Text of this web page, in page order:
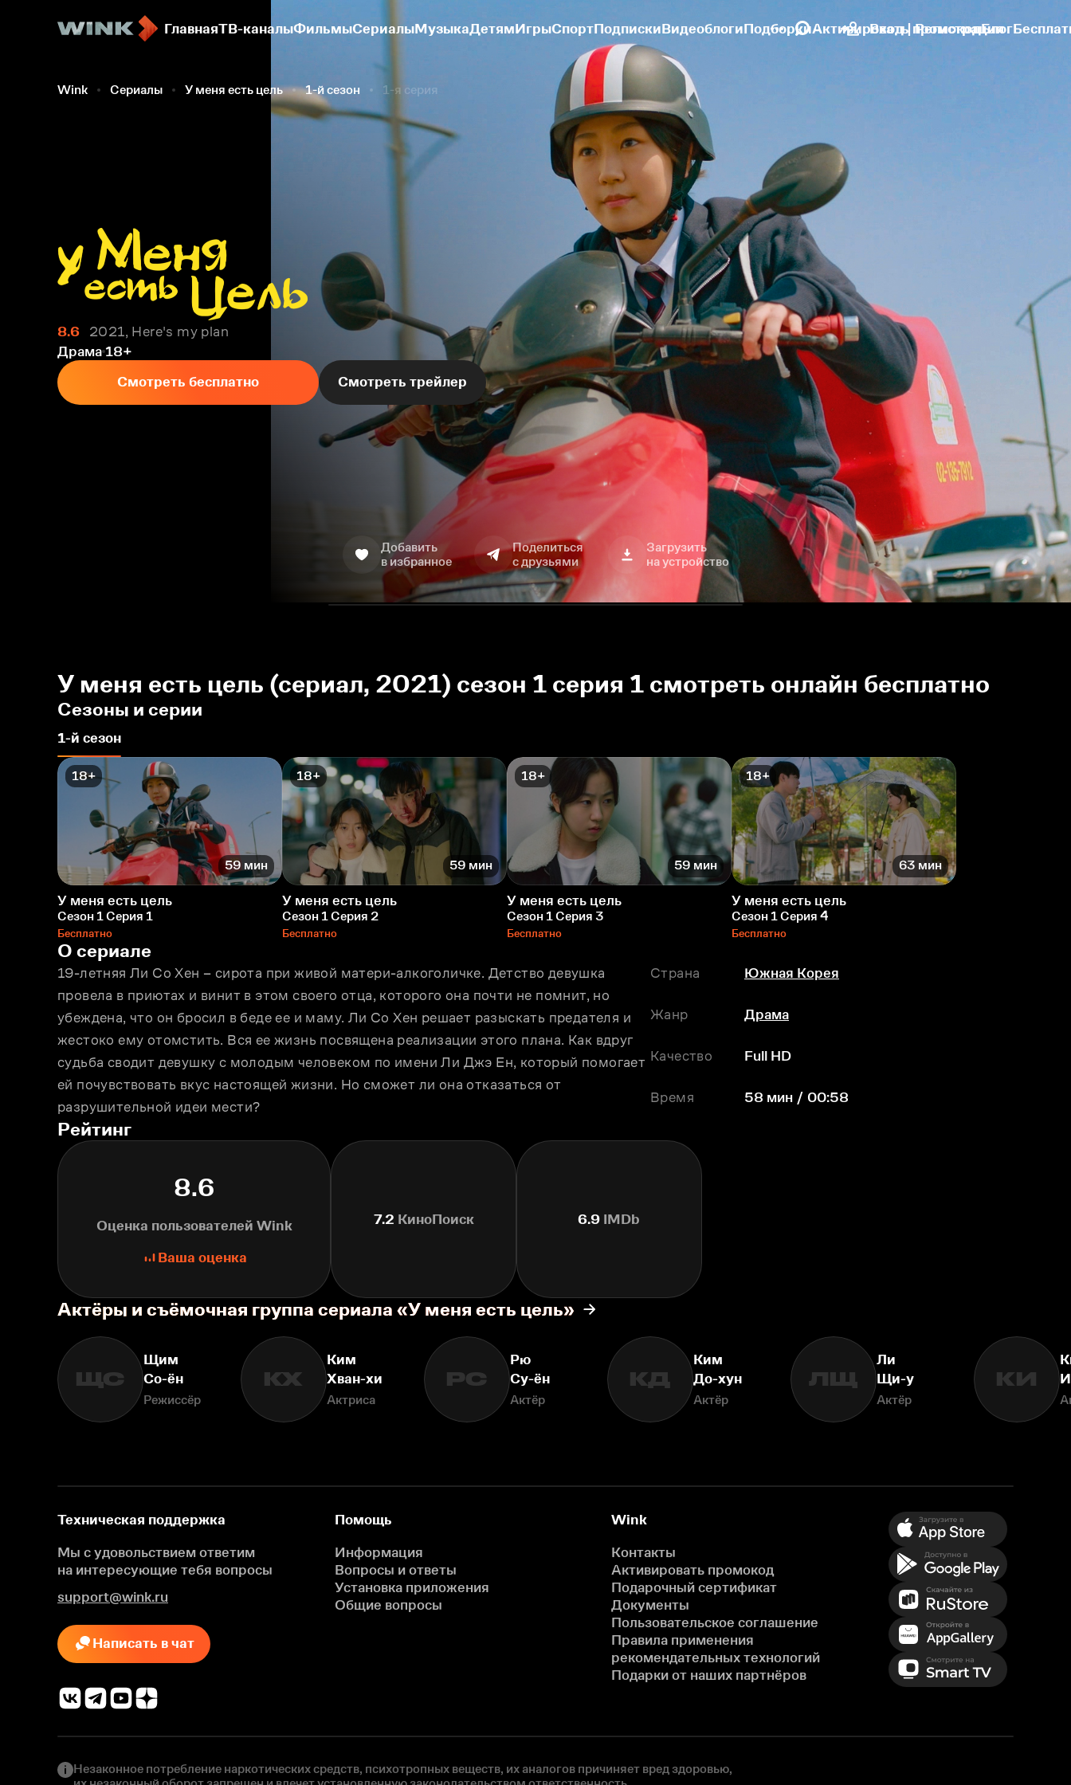
ГлавнаяТВ-каналыФильмыСериалыМузыкаДетямИгрыСпортПодпискиВидеоблогиПодборкиАктивировать промокодБлог
Вход | Регистрация
Wink Сериалы У меня есть цель 1-й сезон 1-я серия
8.6
2021, Here's my plan
Драма 18+
Смотреть бесплатно
Смотреть трейлер
Добавить
в избранное
Поделиться
с друзьями
Загрузить
на устройство
У меня есть цель (сериал, 2021) сезон 1 серия 1 смотреть онлайн бесплатно
Сезоны и серии
1-й сезон
18+
59 мин
У меня есть цель
Сезон 1 Серия 1
Бесплатно
18+
59 мин
У меня есть цель
Сезон 1 Серия 2
Бесплатно
18+
59 мин
У меня есть цель
Сезон 1 Серия 3
Бесплатно
18+
63 мин
У меня есть цель
Сезон 1 Серия 4
Бесплатно
О сериале
19-летняя Ли Со Хeн – сирота при живой матери-алкоголичке. Детство девушка
провела в приютах и винит в этом своего отца, которого она почти не помнит, но
убеждена, что он бросил в беде еe и маму. Ли Со Хeн решает разыскать предателя и
жестоко ему отомстить. Вся ее жизнь посвящена реализации этого плана. Как вдруг
судьба сводит девушку с молодым человеком по имени Ли Джэ Ен, который помогает
ей почувствовать вкус настоящей жизни. Но сможет ли она отказаться от
разрушительной идеи мести?
Страна Южная Корея
Жанр Драма
Качество Full HD
Время 58 мин / 00:58
Рейтинг
8.6
Оценка пользователей Wink
Ваша оценка
7.2 КиноПоиск 6.9 IMDb
Актёры и съёмочная группа сериала «У меня есть цель»
ЩС
Щим
Со-ён
Режиссёр
КХ
Ким
Хван-хи
Актриса
РС
Рю
Су-ён
Актёр
КД
Ким
До-хун
Актёр
ЛЩ
Ли
Щи-у
Актёр
КИ
Техническая поддержка
Мы с удовольствием ответим
на интересующие тебя вопросы
support@wink.ru
Написать в чат
Помощь
Информация
Вопросы и ответы
Установка приложения
Общие вопросы
Wink
Контакты
Активировать промокод
Подарочный сертификат
Документы
Пользовательское соглашение
Правила применения
рекомендательных технологий
Подарки от наших партнёров
Незаконное потребление наркотических средств, психотропных веществ, их аналогов причиняет вред здоровью,